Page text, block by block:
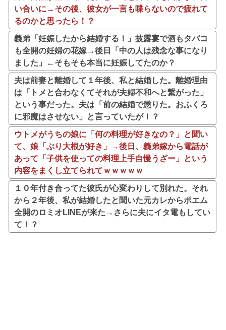
い合いに→その後、彼女が一言も喋らないので疲れて
るのかと思ったら！？
義弟「妊娠したから結婚する！」披露宴で酒もタバコ
も全開の妊婦の花嫁→後日「中の人は残念な事になり
ました」←そもそも本当に妊娠してたのか？
夫は前妻と離婚して１年後、私と結婚した。離婚理由
は「トメと合わなくてそれが夫婦不和へと繋がった」
という事だった。夫は「前の結婚で懲りた。おふくろ
に邪魔はさせない」と言っていたが！？
ウトメがうちの娘に「何の料理が好きなの？」と聞い
て、娘「ぶり大根が好き」→後日、義弟嫁から電話が
あって「子供を使っての料理上手自慢うざー」という
内容をまくし立てられてｗｗｗｗｗ
１０年付き合ってた彼氏が心変わりして別れた。それ
から２年後、私が結婚したと聞いた元カレからポエム
全開のロミオLINEが来た→さらに夫にイタ電もしてい
て！？